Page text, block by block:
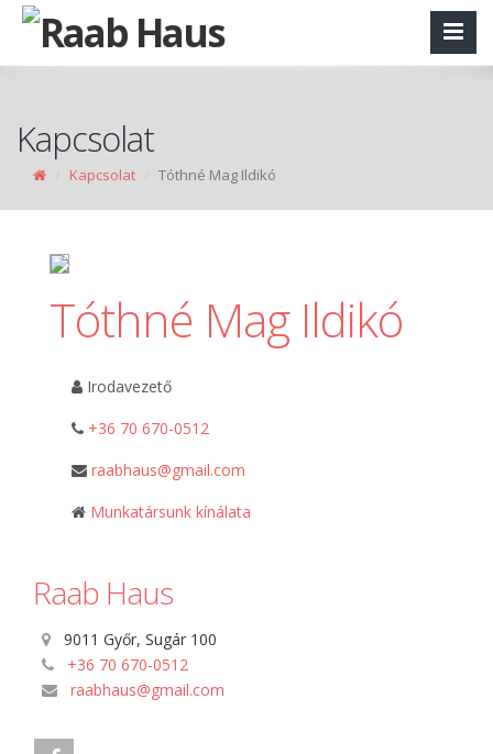
Kapcsolat
Kapcsolat Tóthné Mag Ildikó
Tóthné Mag Ildikó
Irodavezető
+36 70 670-0512
raabhaus@gmail.com
Munkatársunk kínálata
Raab Haus
9011 Győr, Sugár 100
+36 70 670-0512
raabhaus@gmail.com